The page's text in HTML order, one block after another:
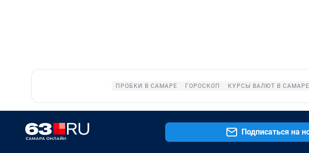
ПРОБКИ В САМАРЕ ГОРОСКОП КУРСЫ ВАЛЮТ В САМАРЕ
Подписаться на